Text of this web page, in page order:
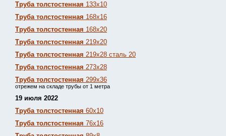
Труба толстостенная 133х10
Труба толстостенная 168х16
Труба толстостенная 168х20
Труба толстостенная 219х20
Труба толстостенная 219х28 сталь 20
Труба толстостенная 273х28
Труба толстостенная 299х36
отрежем на складе трубы от 1 метра
19 июля 2022
Труба толстостенная 60х10
Труба толстостенная 76х16